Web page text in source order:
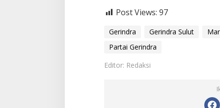
Post Views: 97
Gerindra Gerindra Sulut
Partai Gerindra
Editor: Redaksi